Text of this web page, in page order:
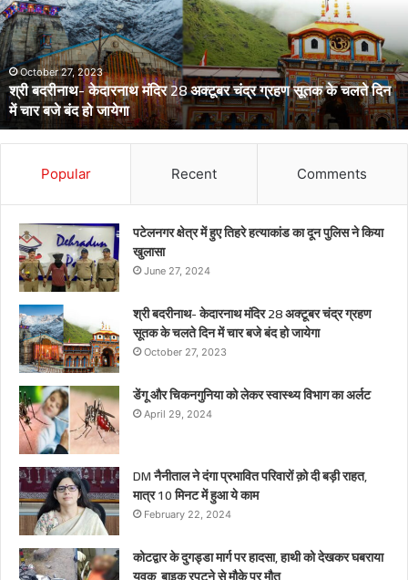
लेकर
स्वास्थ्य
विभाग
का
अर्लटApril 29, 2024
डेंगू और चिकनगुनिया को लेकर स्वास्थ्य विभाग का अर्लट
Popular Recent Comments
पटेलनगर क्षेत्र में हुए तिहरे हत्याकांड का दून पुलिस ने किया
खुलासा
June 27, 2024
श्री बदरीनाथ- केदारनाथ मंदिर 28 अक्टूबर चंद्र ग्रहण
सूतक के चलते दिन में चार बजे बंद हो जायेगा
October 27, 2023
डेंगू और चिकनगुनिया को लेकर स्वास्थ्य विभाग का अर्लट
April 29, 2024
DM नैनीताल ने दंगा प्रभावित परिवारों क़ो दी बड़ी राहत,
मात्र 10 मिनट में हुआ ये काम
February 22, 2024
कोटद्वार के दुगड्डा मार्ग पर हादसा, हाथी को देखकर घबराया